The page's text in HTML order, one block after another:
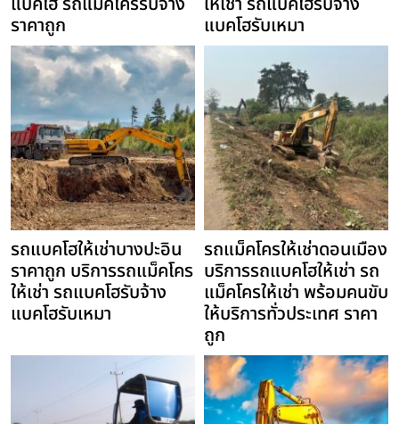
ราคาถูก
แบคโฮรับเหมา
รถแบคโฮให้เช่าบางปะอิน
ราคาถูก บริการรถแม็คโคร
ให้เช่า รถแบคโฮรับจ้าง
แบคโฮรับเหมา
รถแม็คโครให้เช่าดอนเมือง
บริการรถแบคโฮให้เช่า รถ
แม็คโครให้เช่า พร้อมคนขับ
ให้บริการทั่วประเทศ ราคา
ถูก